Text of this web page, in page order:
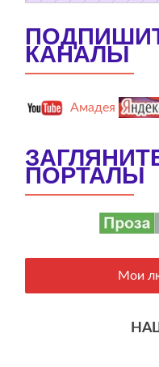
КАНАЛЫ
Амадея
ПОРТАЛЫ
Мои